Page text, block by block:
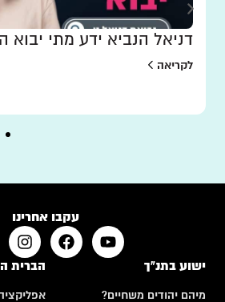
דניאל הנביא ידע מתי יבוא
לקריאה
עקבו אחרינו
ישוע בתנ"ך
מיהם יהודים משחיים?
הברית